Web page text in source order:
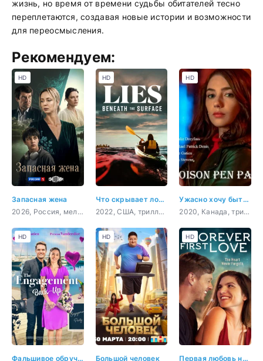
жизнь, но время от времени судьбы обитателей тесно
переплетаются, создавая новые истории и возможности
для переосмысления.
Рекомендуем:
Запасная жена
2026, Россия, мелодрама
HD
Что скрывает ложь
2022, США, триллер, драма
HD
Ужасно хочу быть тобой
2020, Канада, триллер
HD
Фальшивое обручение
HD
Большой человек
HD
Первая любовь навсегда
HD